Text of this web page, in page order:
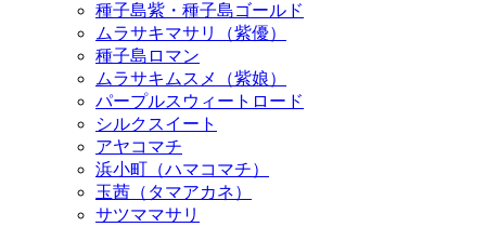
種子島紫・種子島ゴールド
ムラサキマサリ（紫優）
種子島ロマン
ムラサキムスメ（紫娘）
パープルスウィートロード
シルクスイート
アヤコマチ
浜小町（ハマコマチ）
玉茜（タマアカネ）
サツママサリ